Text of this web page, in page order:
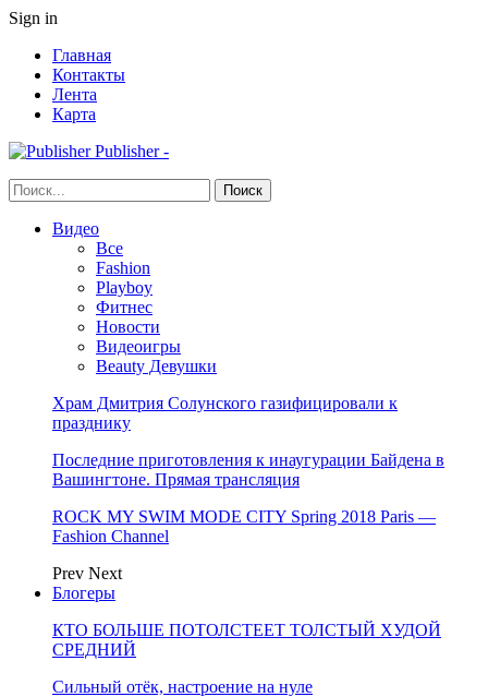
Sign in
Главная
Контакты
Лента
Карта
Publisher -
Видео
Все
Fashion
Playboy
Фитнес
Новости
Видеоигры
Beauty Девушки
Храм Дмитрия Солунского газифицировали к
празднику
Последние приготовления к инаугурации Байдена в
Вашингтоне. Прямая трансляция
ROCK MY SWIM MODE CITY Spring 2018 Paris —
Fashion Channel
Prev Next
Блогеры
КТО БОЛЬШЕ ПОТОЛСТЕЕТ ТОЛСТЫЙ ХУДОЙ
СРЕДНИЙ
Сильный отёк, настроение на нуле